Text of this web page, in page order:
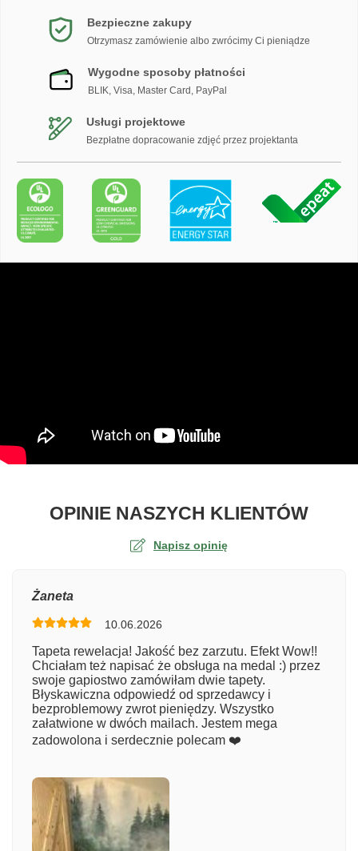
Bezpieczne zakupy
Otrzymasz zamówienie albo zwrócimy Ci pieniądze
Wygodne sposoby płatności
BLIK, Visa, Master Card, PayPal
Usługi projektowe
Bezpłatne dopracowanie zdjęć przez projektanta
OPINIE NASZYCH KLIENTÓWO
Napisz opinię
Numer zamówienia
Imię
Żaneta
10.06.2026
Tapeta rewelacja! Jakość bez zarzutu. Efekt Wow!!
Chciałam też napisać że obsługa na medal :) przez
swoje gapiostwo zamówiłam dwie tapety.
Błyskawiczna odpowiedź od sprzedawcy i
bezproblemowy zwrot pieniędzy. Wszystko
załatwione w dwóch mailach. Jestem mega
zadowolona i serdecznie polecam ❤️